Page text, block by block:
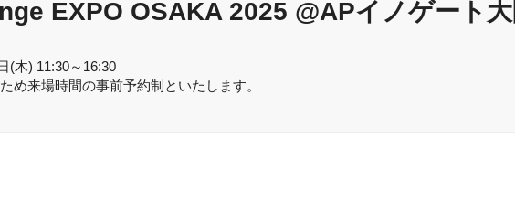
EXPO OSAKA 2025 @APイノゲート
(木) 11:30～16:30
め来場時間の事前予約制といたします。